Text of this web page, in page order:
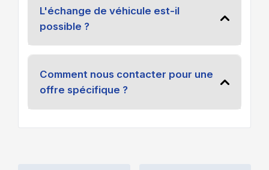
L'échange de véhicule est-il
possible ?
Comment nous contacter pour une
offre spécifique ?